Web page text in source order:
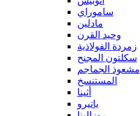
ساموراي
مادلين
وحيد القرن
زمردة الفولاذية
سكلتون المجنح
مشعوذ الجماجم
المستنسخ
أثينا
ياتيرو